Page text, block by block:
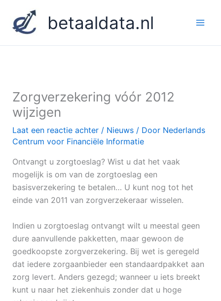
naar
inhoud
betaaldata.nl
Zorgverzekering vóór 2012
wijzigen
Laat een reactie achter / Nieuws/ Door Nederlands
Centrum voor Financiële Informatie
Ontvangt u zorgtoeslag? Wist u dat het vaak
mogelijk is om van de zorgtoeslag een
basisverzekering te betalen… U kunt nog tot het
einde van 2011 van zorgverzekeraar wisselen.
Indien u zorgtoeslag ontvangt wilt u meestal geen
dure aanvullende pakketten, maar gewoon de
goedkoopste zorgverzekering. Bij wet is geregeld
dat iedere zorgaanbieder een standaardpakket aan
zorg levert. Anders gezegd; wanneer u iets breekt
kunt u naar het ziekenhuis zonder dat u hoge